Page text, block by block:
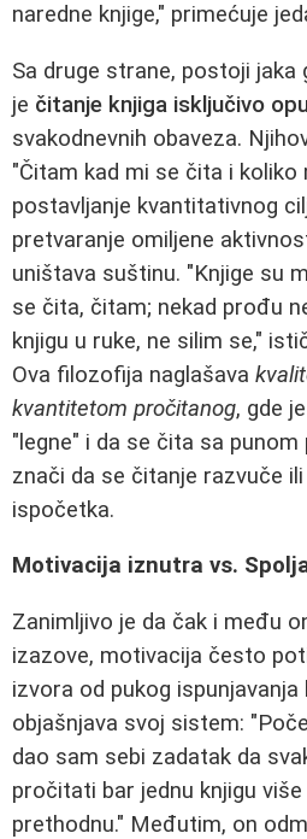
naredne knjige," primećuje
Sa druge strane, postoji jaka
je čitanje knjiga isključivo
svakodnevnih obaveza.
"Čitam kad mi se čita i koliko
postavljanje kvantitativnog
pretvaranje omiljene
uništava suštinu. "Knjige su
se čita, čitam; nekad prođu
knjigu u ruke, ne silim se,"
Ova filozofija naglašava
kvantitetom pročitanog, gde
"legne" i da se čita sa
znači da se čitanje razvuče
ispočetka.
Motivacija iznutra vs.
Zanimljivo je da čak i među
izazove, motivacija često
izvora od pukog
objašnjava svoj sistem:
dao sam sebi zadatak da
pročitati bar jednu knjigu
prethodnu." Međutim, on